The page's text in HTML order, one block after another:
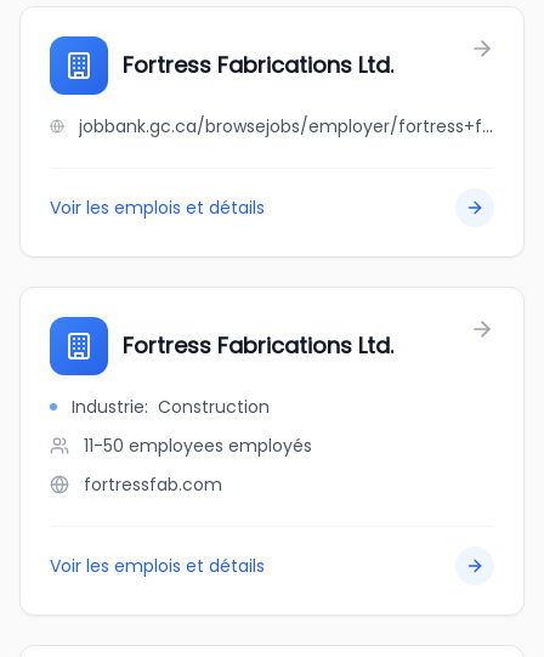
Fortress Fabrications Ltd.
jobbank.gc.ca/browsejobs/employer/fortress+fabrications+ltd./ca
Voir les emplois et détails
Fortress Fabrications Ltd.
Industrie: Construction
11-50 employees employés
fortressfab.com
Voir les emplois et détails